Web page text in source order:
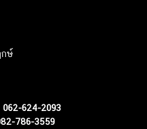
กษ์
062-624-2093
786-3559